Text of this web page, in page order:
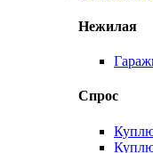
Нежилая
Спрос